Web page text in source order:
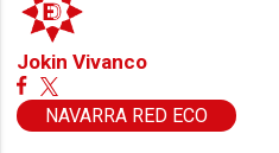
Jokin Vivanco
NAVARRA RED ECO